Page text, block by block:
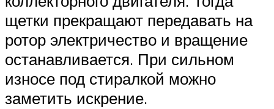
щетки прекращают передавать на
ротор электричество и вращение
останавливается. При сильном
износе под стиралкой можно
заметить искрение.